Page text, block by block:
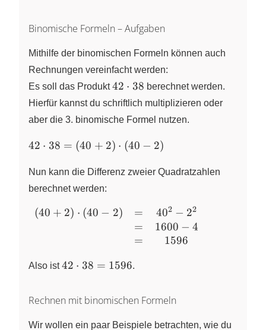
Binomische Formeln – Aufgaben
Mithilfe der binomischen Formeln können auch
Rechnungen vereinfacht werden:
Es soll das Produkt42\cdot
38
42 ⋅ 38 berechnet werden.
Hierfür kannst du schriftlich multiplizieren oder
aber die 3. binomische Formel nutzen.
42\cdot 38=
2)
42 ⋅ 38 = (40 + 2) ⋅ (40 − 2)
Nun kann die Differenz zweier Quadratzahlen
berechnet werden:
\begin{array}
\\ &=&1600-4
\end{array}
(40 + 2) ⋅ (40 − 2)
=
=
=
402 − 22
1600 − 4
1596
Also ist42\cdot
42 ⋅ 38 = 1596.
Rechnen mit binomischen Formeln
Wir wollen ein paar Beispiele betrachten, wie du